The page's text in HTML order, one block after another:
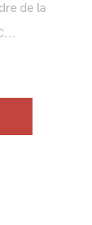
de la